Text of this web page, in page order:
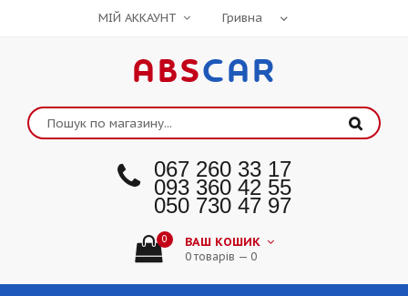
МІЙ АККАУНТ
ABSCAR
067 260 33 17
093 360 42 55
050 730 47 97
0 ВАШ КОШИК
0 товарів — 0